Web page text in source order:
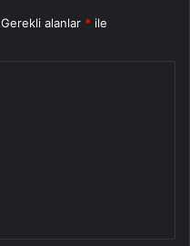
Gerekli alanlar * ile